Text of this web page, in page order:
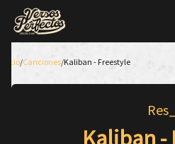
Inicio/Canciones/Kaliban - Freestyle
Kaliban -